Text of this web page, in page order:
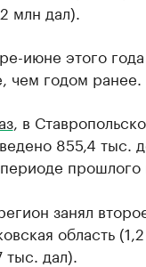
млн дал).
июне этого
чем годом ранее.
, в
855,4 тыс.
прошлого
занял
область
дал).